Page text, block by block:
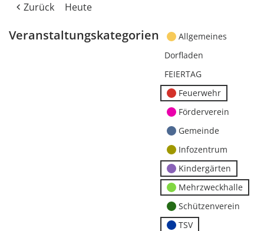
Zurück Heute
Veranstaltungskategorien
Allgemeines
Dorfladen
FEIERTAG
Feuerwehr
Förderverein
Gemeinde
Infozentrum
Kindergärten
Mehrzweckhalle
Schützenverein
TSV